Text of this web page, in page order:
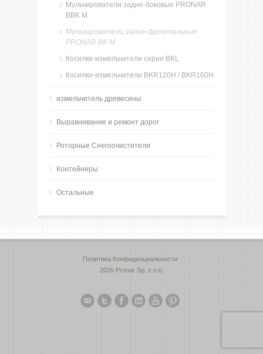
Мульчирователи задне-боковые PRONAR
BBK M
Мульчирователи задне-фронтальные
PRONAR BK M
Косилки-измельчители серии BKL
Косилки-измельчители BKR120H / BKR160H
измельчитель древесины
Bыравнивание и ремонт дорог
Роторные Снегоочистители
Контейнеры
Остальные
Политика Конфиденциальности
2026 Pronar Sp. z o.o.